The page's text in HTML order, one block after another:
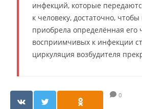
инфекций, которые
к человеку, достаточно,
приобрела определённая его
восприимчивых к инфекции
циркуляция возбудителя
0